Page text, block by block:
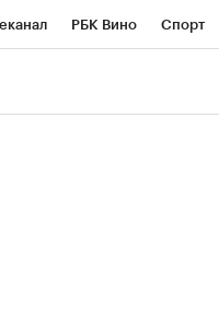
РБК Вино Спорт